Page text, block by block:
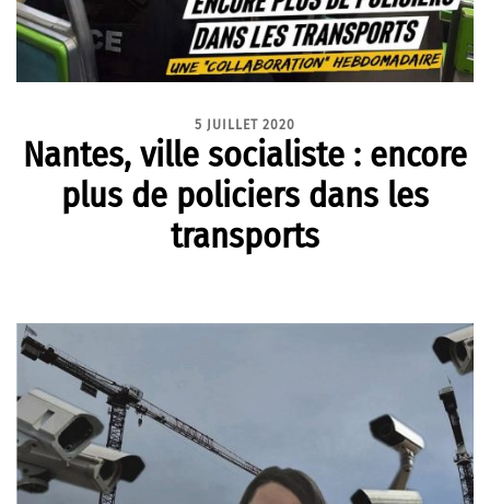
5 JUILLET 2020
Nantes, ville socialiste : encore
plus de policiers dans les
transports